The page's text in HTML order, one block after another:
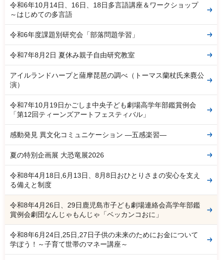
令和6年10月14日、16日、18日多言語講座＆ワークショップ
～はじめての多言語
令和6年度課題別研究会「部落問題学習」
令和7年8月2日 夏休み親子自由研究教室
アイルランドハープと薩摩琵琶の調べ（トーマス蘭杖氏来麑公
演）
令和7年10月19日かごしま中央子ども劇場高学年部鑑賞例会
「第12回ティーンズアートフェスティバル」
感動発見 異文化コミュニケーション ―五感楽習―
夏の特別企画展 大恐竜展2026
令和8年4月18日,6月13日、8月8日おひとりさまの安心を支え
る備えと制度
令和8年4月26日、29日鹿児島市子ども劇場連絡会高学年部鑑
賞例会劇団なんじゃもんじゃ「ベッカンコおに」
令和8年6月24日,25日,27日子供の未来のためにお金について
学ぼう！～子育て世帯のマネー講座～